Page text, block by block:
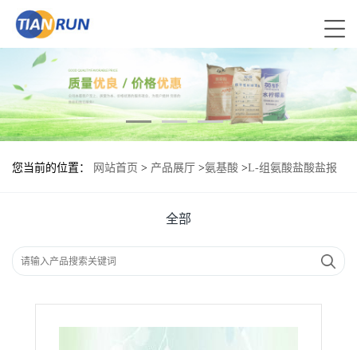
您当前的位置： 网站首页 > 产品展厅 >氨基酸 >L-组氨酸盐酸盐报
全部